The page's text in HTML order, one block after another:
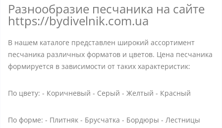
Разнообразие песчаника на сайте
https://bydivelnik.com.ua
В нашем каталоге представлен широкий ассортимент
песчаника различных форматов и цветов. Цена песчаника
формируется в зависимости от таких характеристик:
По цвету: - Коричневый - Серый - Желтый - Красный
По форме: - Плитняк - Брусчатка - Бордюры - Лестницы